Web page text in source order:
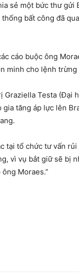
sẻ một bức thư
bất công đã
cáo buộc ông
minh cho lệnh trừng
Graziella Testa (Đại
tăng áp lực lên
tại tổ chức tư vấn
vì vụ bắt giữ sẽ bị
Moraes.”